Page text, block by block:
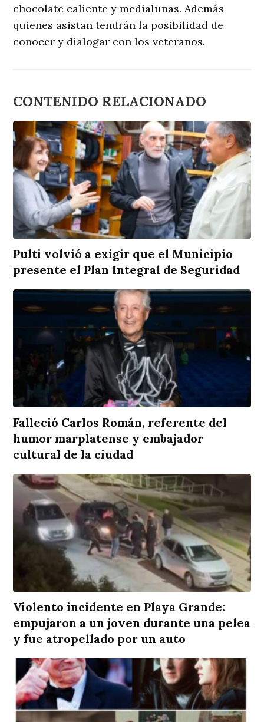
chocolate caliente y medialunas. Además
quienes asistan tendrán la posibilidad de
conocer y dialogar con los veteranos.
CONTENIDO RELACIONADO
Pulti volvió a exigir que el Municipio
presente el Plan Integral de Seguridad
Falleció Carlos Román, referente del
humor marplatense y embajador
cultural de la ciudad
Violento incidente en Playa Grande:
empujaron a un joven durante una pelea
y fue atropellado por un auto